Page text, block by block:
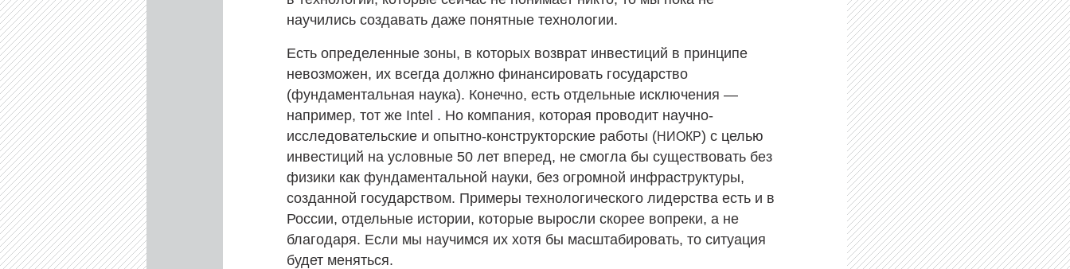
научились создавать даже понятные технологии.
Есть определенные зоны, в которых возврат инвестиций в принципе
невозможен, их всегда должно финансировать государство
(фундаментальная наука). Конечно, есть отдельные исключения —
например, тот же Intel . Но компания, которая проводит научно-
исследовательские и опытно-конструкторские работы (НИОКР) с целью
инвестиций на условные 50 лет вперед, не смогла бы существовать без
физики как фундаментальной науки, без огромной инфраструктуры,
созданной государством. Примеры технологического лидерства есть и в
России, отдельные истории, которые выросли скорее вопреки, а не
благодаря. Если мы научимся их хотя бы масштабировать, то ситуация
будет меняться.